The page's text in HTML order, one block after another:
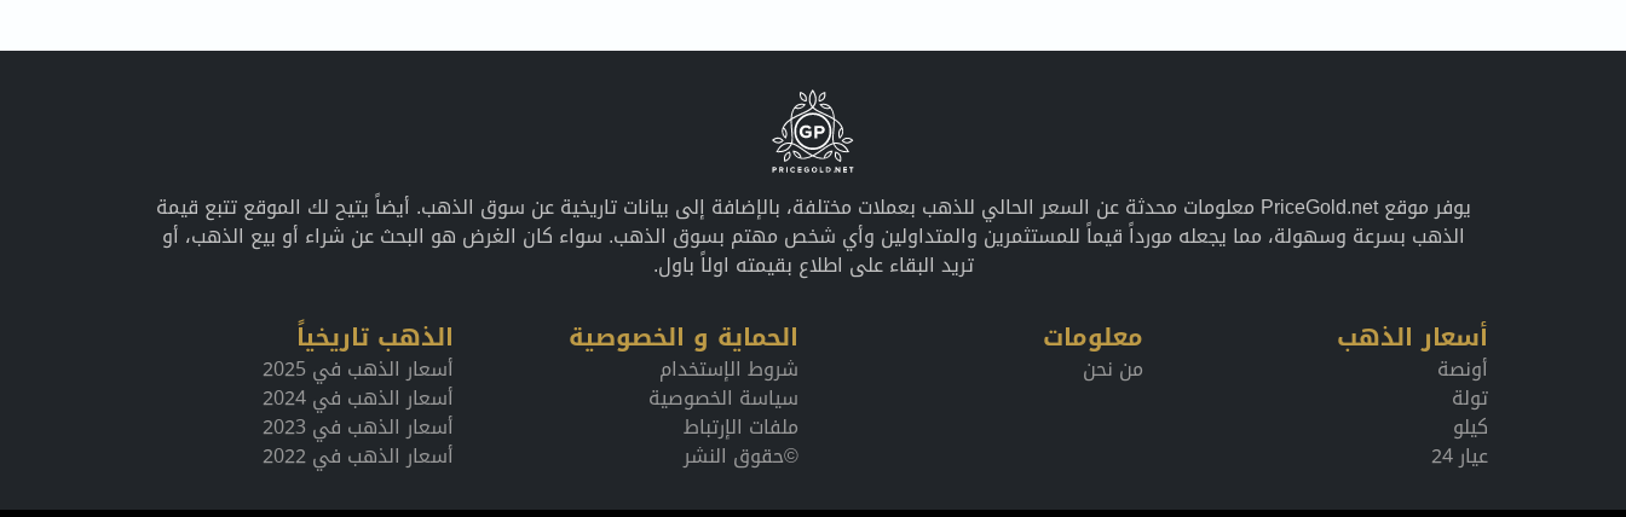
يوفر موقع PriceGold.net معلومات محدثة عن السعر الحالي للذهب بعملات مختلفة، بالإضافة إلى بيانات تاريخية عن سوق الذهب. أيضاً يتيح لك الموقع تتبع قيمة
الذهب بسرعة وسهولة، مما يجعله مورداً قيماً للمستثمرين والمتداولين وأي شخص مهتم بسوق الذهب. سواء كان الغرض هو البحث عن شراء أو بيع الذهب، أو
تريد البقاء على اطلاع بقيمته اولاً باول.
أسعار الذهب
أونصة
تولة
كيلو
عيار 24
معلومات
من نحن
الحماية و الخصوصية
شروط الإستخدام
سياسة الخصوصية
ملفات الإرتباط
©حقوق النشر
الذهب تاريخياً
أسعار الذهب في 2025
أسعار الذهب في 2024
أسعار الذهب في 2023
أسعار الذهب في 2022